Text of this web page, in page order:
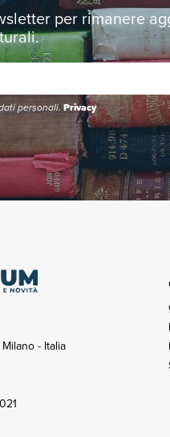
per rimanere
personali.Privacy
- Italia